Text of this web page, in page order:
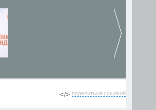
поделиться ссылкой